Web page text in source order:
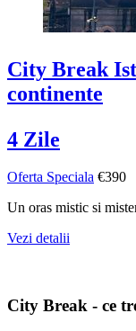
City Break
continente
4 Zile
Oferta Speciala €390
Un oras mistic si
Vezi detalii
City Break - ce